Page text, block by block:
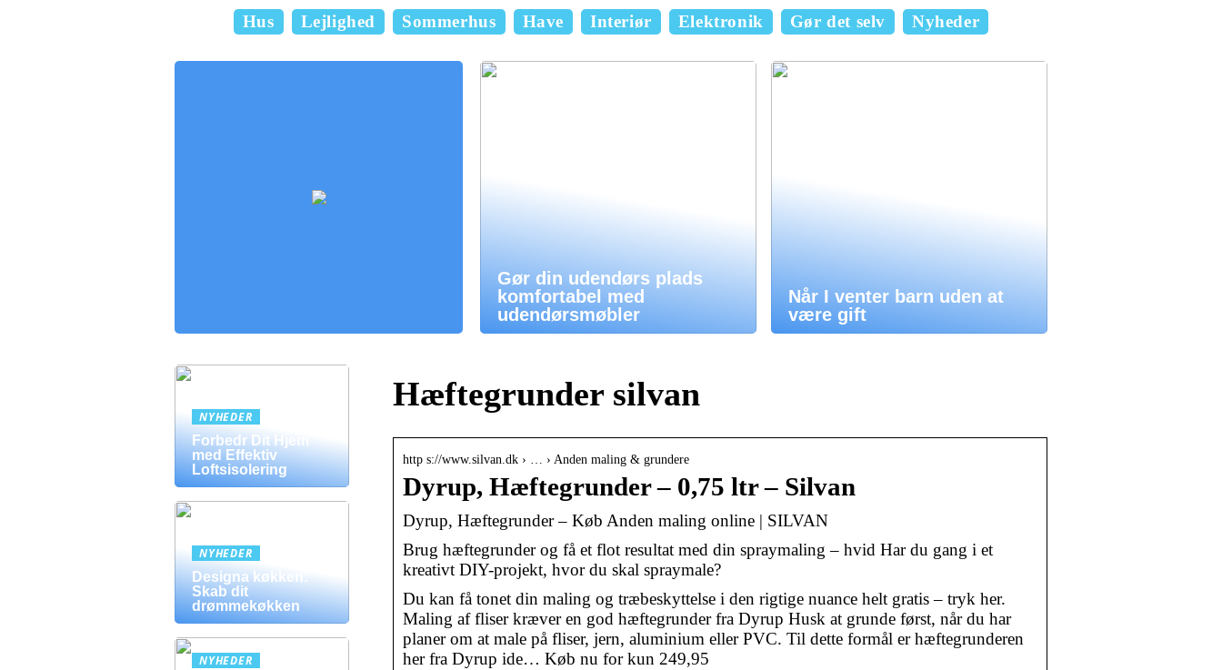
Hus Lejlighed Sommerhus Have Interiør Elektronik Gør det selv Nyheder
Gør din udendørs plads
komfortabel med
udendørsmøbler
Når I venter barn uden at
være gift
Hæftegrunder silvan
http s://www.silvan.dk › … › Anden maling & grundere
Dyrup, Hæftegrunder – 0,75 ltr – Silvan
Dyrup, Hæftegrunder – Køb Anden maling online | SILVAN
Brug hæftegrunder og få et flot resultat med din spraymaling – hvid Har du gang i et
kreativt DIY-projekt, hvor du skal spraymale?
Du kan få tonet din maling og træbeskyttelse i den rigtige nuance helt gratis – tryk her.
Maling af fliser kræver en god hæftegrunder fra Dyrup Husk at grunde først, når du har
planer om at male på fliser, jern, aluminium eller PVC. Til dette formål er hæftegrunderen
her fra Dyrup ide… Køb nu for kun 249,95
NYHEDER
Forbedr Dit Hjem
med Effektiv
Loftsisolering
NYHEDER
Designa køkken:
Skab dit
drømmekøkken
NYHEDER